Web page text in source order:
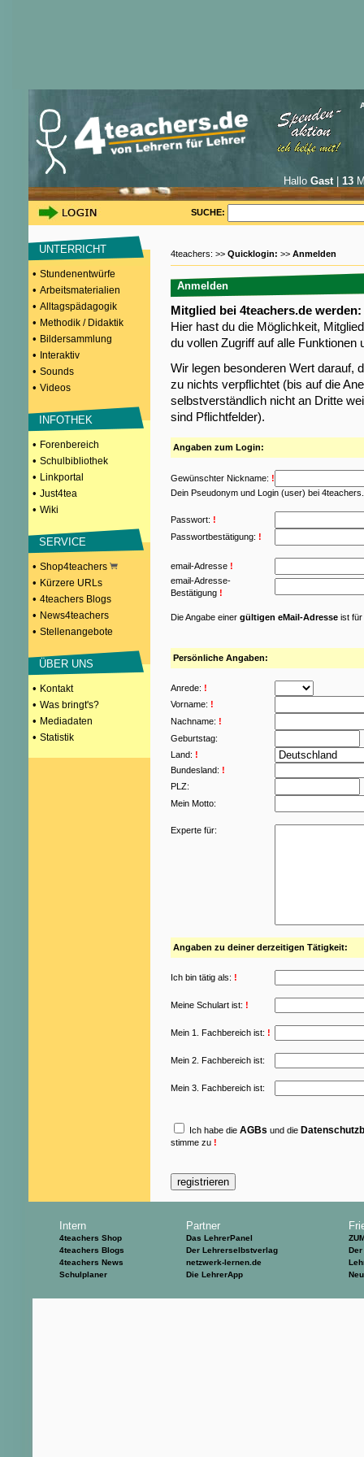
Hallo Gast| 13
SUCHE:
UNTERRICHT
• Stundenentwürfe
• Arbeitsmaterialien
• Alltagspädagogik
• Methodik / Didaktik
• Bildersammlung
• Interaktiv
• Sounds
• Videos
INFOTHEK
• Forenbereich
• Schulbibliothek
• Linkportal
• Just4tea
• Wiki
SERVICE
• Shop4teachers
• Kürzere URLs
• 4teachers Blogs
• News4teachers
• Stellenangebote
ÜBER UNS
• Kontakt
• Was bringt's?
• Mediadaten
• Statistik
4teachers: >> Quicklogin: >> Anmelden
Anmelden
Mitglied bei 4teachers.de werden:
Hier hast du die Möglichkeit,
du vollen Zugriff auf alle Funktionen
Wir legen besonderen Wert darauf,
zu nichts verpflichtet (bis auf die
selbstverständlich nicht an Dritte
sind Pflichtfelder).
Angaben zum Login:
Gewünschter Nickname: !
Dein Pseudonym und Login (user) bei
Passwort: !
Passwortbestätigung: !
email-Adresse !
email-Adresse-
Bestätigung !
Die Angabe einer gültigen eMail-Adresse ist für
Persönliche Angaben:
Anrede: !
Vorname: !
Nachname: !
Geburtstag:
Land: !
Bundesland: !
PLZ:
Mein Motto:
Experte für:
Angaben zu deiner derzeitigen Tätigkeit:
Ich bin tätig als: !
Meine Schulart ist: !
Mein 1. Fachbereich ist: !
Mein 2. Fachbereich ist:
Mein 3. Fachbereich ist:
Ich habe die AGBs und die
stimme zu !
Intern
4teachers Shop
4teachers Blogs
4teachers News
Schulplaner
Partner
Das LehrerPanel
Der Lehrerselbstverlag
netzwerk-lernen.de
Die LehrerApp